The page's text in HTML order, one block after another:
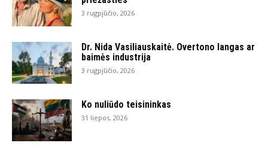
3 rugpjūčio, 2026
Dr. Nida Vasiliauskaitė. Overtono langas ar
baimės industrija
3 rugpjūčio, 2026
Ko nuliūdo teisininkas
31 liepos, 2026